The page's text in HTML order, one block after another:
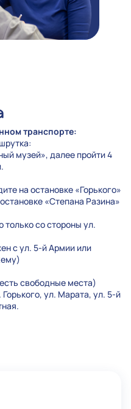
транспорте:
музей», далее пройти 4
на остановке «Горького»
«Степана Разина»
со стороны ул.
с ул. 5-й Армии или
свободные места)
ул. Марата, ул. 5-й